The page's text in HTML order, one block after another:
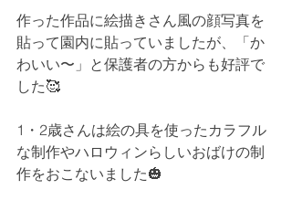
作った作品に絵描きさん風の顔写真を
貼って園内に貼っていましたが、「か
わいい〜」と保護者の方からも好評で
した🥰
1・2歳さんは絵の具を使ったカラフル
な制作やハロウィンらしいおばけの制
作をおこないました🎃